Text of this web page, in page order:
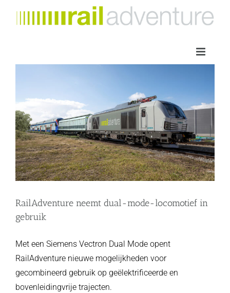
RailAdventure neemt dual-mode-locomotief in
gebruik
Met een Siemens Vectron Dual Mode opent
RailAdventure nieuwe mogelijkheden voor
gecombineerd gebruik op geëlektrificeerde en
bovenleidingvrije trajecten.